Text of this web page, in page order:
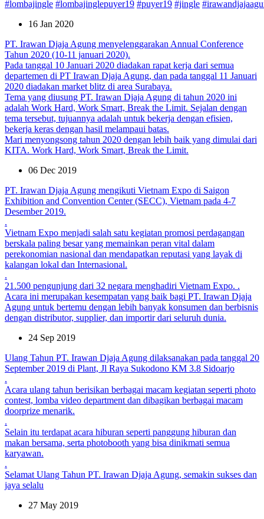
#lombajingle #lombajinglepuyer19 #puyer19 #jingle
16 Jan 2020
PT. Irawan Djaja Agung menyelenggarakan Annual Conference
Tahun 2020 (10-11 januari 2020).
Pada tanggal 10 Januari 2020 diadakan rapat kerja dari semua
departemen di PT Irawan Djaja Agung, dan pada tanggal 11 Januari
2020 diadakan market blitz di area Surabaya.
Tema yang diusung PT. Irawan Djaja Agung di tahun 2020 ini
adalah Work Hard, Work Smart, Break the Limit. Sejalan dengan
tema tersebut, tujuannya adalah untuk bekerja dengan efisien,
bekerja keras dengan hasil melampaui batas.
Mari menyongsong tahun 2020 dengan lebih baik yang dimulai dari
KITA. Work Hard, Work Smart, Break the Limit.
06 Dec 2019
PT. Irawan Djaja Agung mengikuti Vietnam Expo di Saigon
Exhibition and Convention Center (SECC), Vietnam pada 4-7
Desember 2019.
.
Vietnam Expo menjadi salah satu kegiatan promosi perdagangan
berskala paling besar yang memainkan peran vital dalam
perekonomian nasional dan mendapatkan reputasi yang layak di
kalangan lokal dan Internasional.
.
21.500 pengunjung dari 32 negara menghadiri Vietnam Expo. .
Acara ini merupakan kesempatan yang baik bagi PT. Irawan Djaja
Agung untuk bertemu dengan lebih banyak konsumen dan berbisnis
dengan distributor, supplier, dan importir dari seluruh dunia.
24 Sep 2019
Ulang Tahun PT. Irawan Djaja Agung dilaksanakan pada tanggal 20
September 2019 di Plant, Jl Raya Sukodono KM 3.8 Sidoarjo
.
Acara ulang tahun berisikan berbagai macam kegiatan seperti photo
contest, lomba video department dan dibagikan berbagai macam
doorprize menarik.
.
Selain itu terdapat acara hiburan seperti panggung hiburan dan
makan bersama, serta photobooth yang bisa dinikmati semua
karyawan.
.
Selamat Ulang Tahun PT. Irawan Djaja Agung, semakin sukses dan
jaya selalu
27 May 2019